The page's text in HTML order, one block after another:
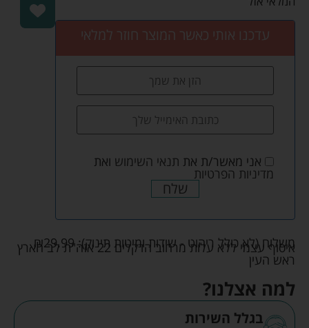
עדכנו אותי כאשר המוצר חוזר למלאי
אני מאשר/ת את תנאי השימוש ואת
מדיניות הפרטיות
שלח
משלוח (לא כולל ריהוט - שידות ומיטות תינוק): ₪29.99
איסוף עצמי ללא עלות מרחוב הדקלים 22 אזה"ת לב הארץ
ראש העין
למה אצלנו?
בגלל השירות